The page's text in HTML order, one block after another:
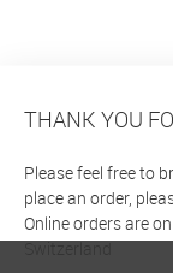
THANK YOU
Please feel free to
place an order,
Online orders are
Switzerland